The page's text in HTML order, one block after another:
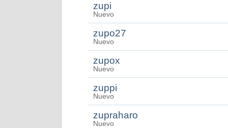
zupi
Nuevo
zupo27
Nuevo
zupox
Nuevo
zuppi
Nuevo
zupraharo
Nuevo